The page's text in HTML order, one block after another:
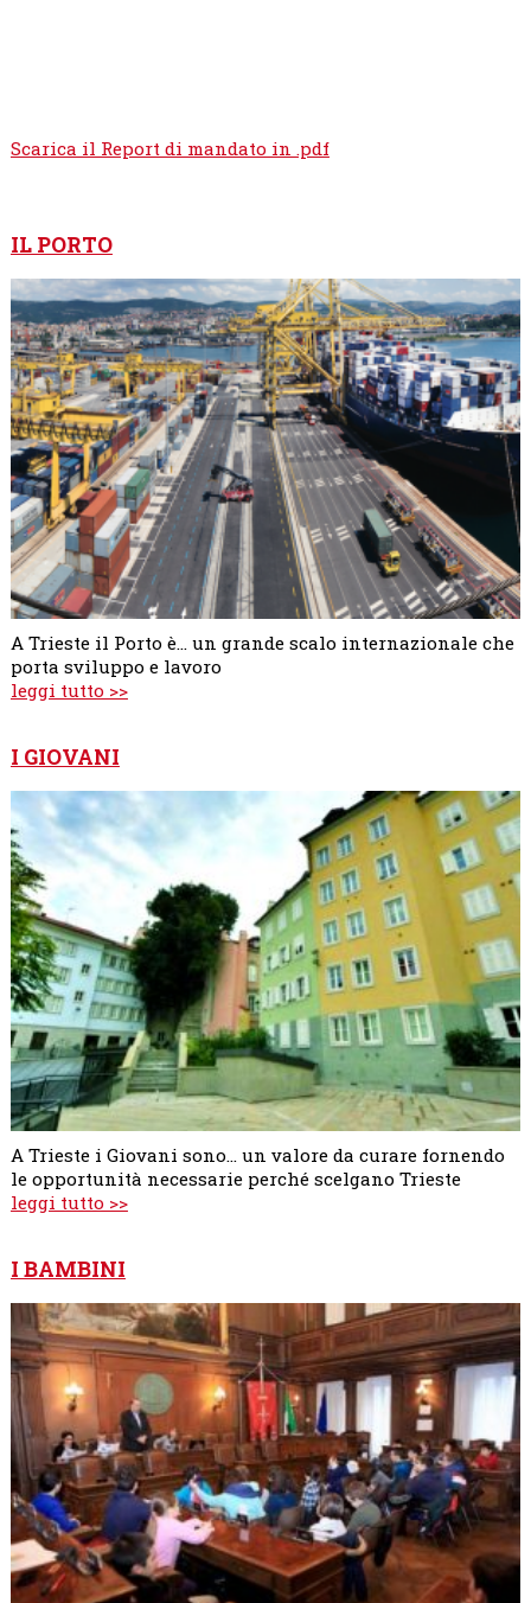
Scarica il Report di mandato in .pdf
IL PORTO
A Trieste il Porto è... un grande scalo internazionale che
porta sviluppo e lavoro
leggi tutto >>
I GIOVANI
A Trieste i Giovani sono... un valore da curare fornendo
le opportunità necessarie perché scelgano Trieste
leggi tutto >>
I BAMBINI